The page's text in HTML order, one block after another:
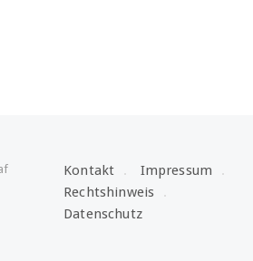
Kontakt
Impressum
Rechtshinweis
Datenschutz